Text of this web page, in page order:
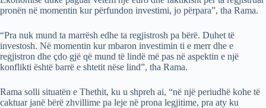
pronën në momentin kur përfundon investimi, jo përpara”, tha Rama.
“Pra nuk mund ta marrësh edhe ta regjistrosh pa bërë. Duhet të
investosh. Në momentin kur mbaron investimin ti e merr dhe e
regjistron dhe çdo gjë që mund të lindë më pas në aspektin e një
konflikti është barrë e shtetit nëse lind”, tha Rama.
Rama solli situatën e Thethit, ku u shpreh ai, “në një periudhë kohe të
caktuar janë bërë zhvillime pa leje në prona legjitime, pra aty ku